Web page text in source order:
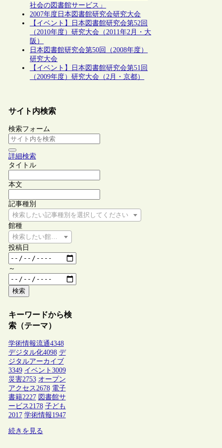
社会の図書館サービス」
2007年度日本図書館研究会研究大会
【イベント】日本図書館研究会第52回
（2010年度）研究大会（2011年2月・大
阪）
日本図書館研究会第50回（2008年度）
研究大会
【イベント】日本図書館研究会第51回
（2009年度）研究大会（2月・京都）
サイト内検索
検索フォーム
詳細検索
タイトル
本文
記事種別
検索したい記事種別を選択してください
館種
検索したい館種を選択してください
投稿日
～
検索
キーワードから検
索（テーマ）
学術情報流通4348
デジタル化4098 デ
ジタルアーカイブ
3349 イベント 3009
災害2753 オープン
アクセス2678 電子
書籍2227 図書館サ
ービス2178 子ども
2017 学術情報1947
続きを見る